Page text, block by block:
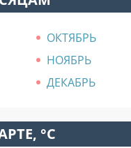
ОКТЯБРЬ
НОЯБРЬ
ДЕКАБРЬ
°C